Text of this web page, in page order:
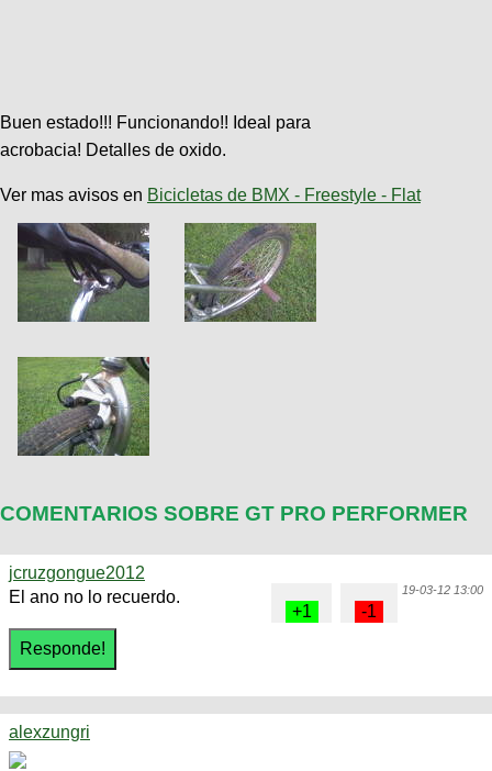
Buen estado!!! Funcionando!! Ideal para
acrobacia! Detalles de oxido.
Ver mas avisos en Bicicletas de BMX - Freestyle - Flat
COMENTARIOS SOBRE GT PRO PERFORMER
jcruzgongue2012
19-03-12 13:00
El ano no lo recuerdo.
alexzungri